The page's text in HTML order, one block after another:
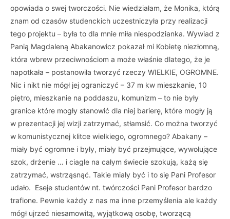
opowiada o swej tworczości. Nie wiedziałam, że Monika, którą
znam od czasów studenckich uczestniczyła przy realizacji
tego projektu – była to dla mnie miła niespodzianka. Wywiad z
Panią Magdaleną Abakanowicz pokazał mi Kobietę niezłomną,
która wbrew przeciwnościom a może właśnie dlatego, że je
napotkała – postanowiła tworzyć rzeczy WIELKIE, OGROMNE.
Nic i nikt nie mógł jej ograniczyć – 37 m kw mieszkanie, 10
piętro, mieszkanie na poddaszu, komunizm – to nie były
granice które mogły stanowić dla niej barierę, które mogły ją
w prezentacji jej wizji zatrzymać, stłamsić. Co można tworzyć
w komunistycznej klitce wielkiego, ogromnego? Abakany –
miały być ogromne i były, miały być przejmujące, wywołujące
szok, drżenie … i ciagle na całym świecie szokują, każą się
zatrzymać, wstrząsnąć. Takie miały być i to się Pani Profesor
udało. Eseje studentów nt. twórczości Pani Profesor bardzo
trafione. Pewnie każdy z nas ma inne przemyślenia ale każdy
mógł ujrzeć niesamowitą, wyjątkową osobę, tworzącą